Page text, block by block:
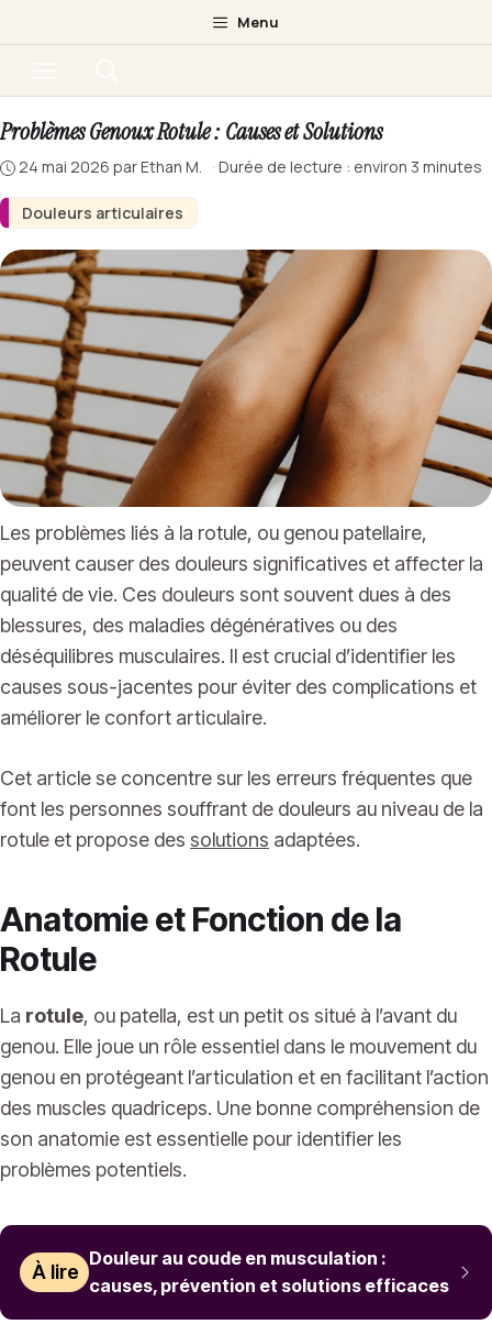
au
Menu
Douleurs articulaires
Problèmes Genoux Rotule : Causes et Solutions
24 mai 2026 parEthan M. · Durée de lecture : environ 3 minutes
Les problèmes liés à la rotule, ou genou patellaire,
peuvent causer des douleurs significatives et affecter la
qualité de vie. Ces douleurs sont souvent dues à des
blessures, des maladies dégénératives ou des
déséquilibres musculaires. Il est crucial d’identifier les
causes sous-jacentes pour éviter des complications et
améliorer le confort articulaire.
Cet article se concentre sur les erreurs fréquentes que
font les personnes souffrant de douleurs au niveau de la
rotule et propose des solutions adaptées.
Anatomie et Fonction de la
Rotule
La rotule, ou patella, est un petit os situé à l’avant du
genou. Elle joue un rôle essentiel dans le mouvement du
genou en protégeant l’articulation et en facilitant l’action
des muscles quadriceps. Une bonne compréhension de
son anatomie est essentielle pour identifier les
problèmes potentiels.
À lire
Douleur au coude en musculation :
causes, prévention et solutions efficaces